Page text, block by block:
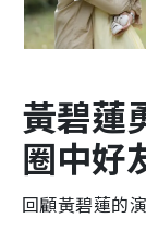
黃碧蓮
圈中好
回顧黃碧蓮的